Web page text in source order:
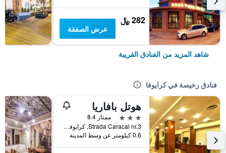
282 ﷼
عرض الصفقة
شاهد المزيد من الفنادق القريبة
فنادق رخيصة في كرايوفا
هوتل بافاريا
3 نجوم
ممتاز 8.4
Strada Caracal nr.3, كرايوفا, رومانيا
0.6 كيلومتر عن وسط المدينة